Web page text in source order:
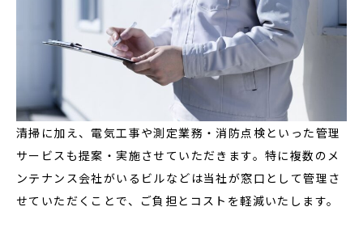
清掃に加え、電気工事や測定業務・消防点検といった管理
サービスも提案・実施させていただきます。特に複数のメ
ンテナンス会社がいるビルなどは当社が窓口として管理さ
せていただくことで、ご負担とコストを軽減いたします。